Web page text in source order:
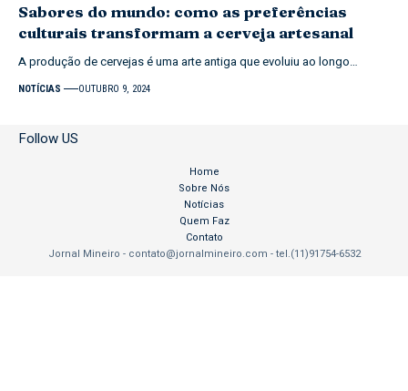
Sabores do mundo: como as preferências
culturais transformam a cerveja artesanal
A produção de cervejas é uma arte antiga que evoluiu ao longo…
NOTÍCIAS OUTUBRO 9, 2024
Follow US
Jornal Mineiro - contato@jornalmineiro.com - tel.(11)91754-6532
Home
Sobre Nós
Notícias
Quem Faz
Contato